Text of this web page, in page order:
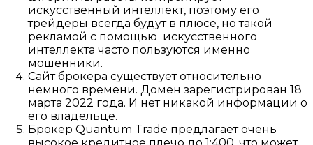
искусственный интеллект, поэтому его
трейдеры всегда будут в плюсе, но такой
рекламой с помощью искусственного
интеллекта часто пользуются именно
мошенники.
Сайт брокера существует относительно
немного времени. Домен зарегистрирован 18
марта 2022 года. И нет никакой информации о
его владельце.
Брокер Quantum Trade предлагает очень